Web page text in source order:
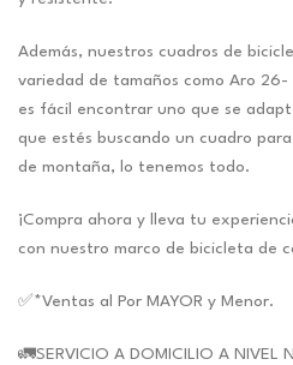
Además, nuestros cuadros de
variedad de tamaños como Aro
es fácil encontrar uno que se
que estés buscando un cuadro
de montaña, lo tenemos todo.
¡Compra ahora y lleva tu
con nuestro marco de bicicleta de
✅*Ventas al Por MAYOR y Menor.
🚛SERVICIO A DOMICILIO A NIVEL